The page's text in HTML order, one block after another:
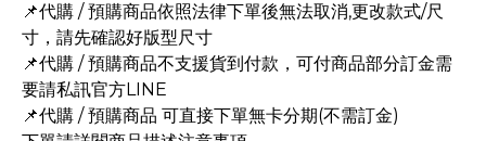
📌代購 / 預購商品依照法律下單後無法取消,更改款式/尺
寸，請先確認好版型尺寸
📌代購 / 預購商品不支援貨到付款，可付商品部分訂金需
要請私訊官方LINE
📌代購 / 預購商品 可直接下單無卡分期(不需訂金)